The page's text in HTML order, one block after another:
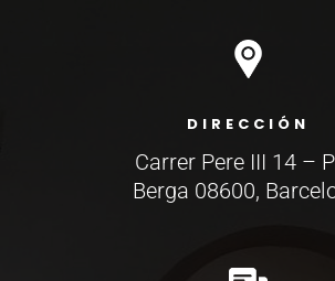
DIRECCIÓN
Carrer Pere III 14 –
Berga 08600,